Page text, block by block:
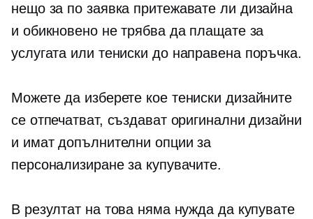
нещо за по заявка притежавате ли дизайна
и обикновено не трябва да плащате за
услугата или тениски до направена поръчка.
Можете да изберете кое тениски дизайните
се отпечатват, създават оригинални дизайни
и имат допълнителни опции за
персонализиране за купувачите.
В резултат на това няма нужда да купувате